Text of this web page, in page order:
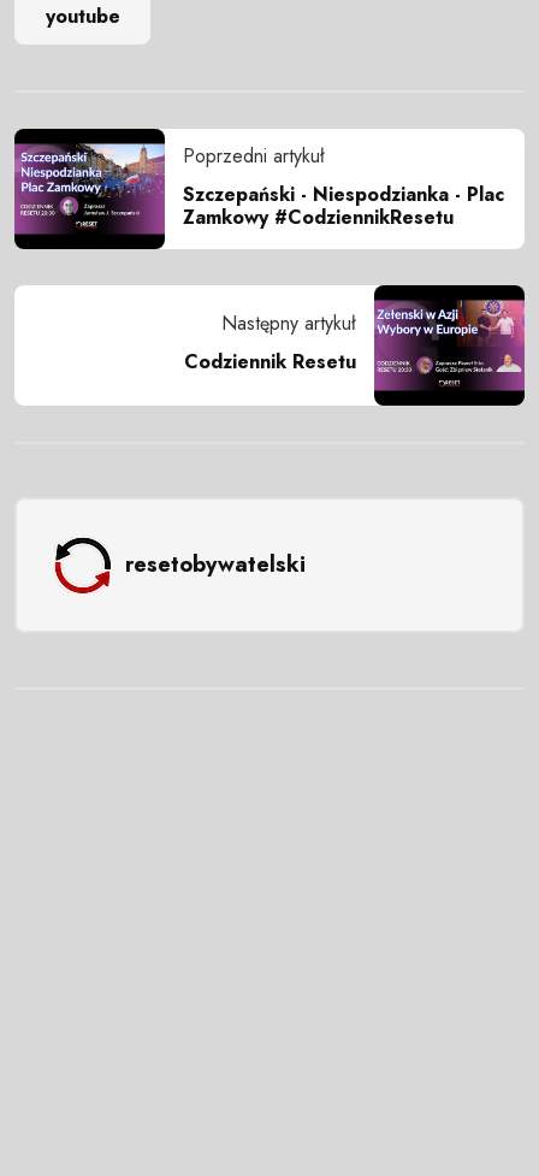
youtube
Poprzedni artykuł
Szczepański - Niespodzianka - Plac
Zamkowy #CodziennikResetu
Następny artykuł
Codziennik Resetu
resetobywatelski